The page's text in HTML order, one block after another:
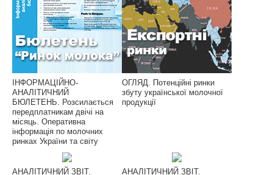
ІНФОРМАЦІЙНО-
АНАЛІТИЧНИЙ
БЮЛЕТЕНЬ. Розсилається
передплатникам двічі на
місяць. Оперативна
інформація по молочних
ринках України та світу
ОГЛЯД. Потенційні ринки
збуту української молочної
продукції
АНАЛІТИЧНИЙ ЗВІТ. АНАЛІТИЧНИЙ ЗВІТ.